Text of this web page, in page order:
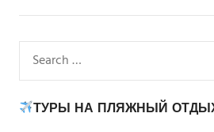
ТУРЫ НА ПЛЯЖНЫЙ